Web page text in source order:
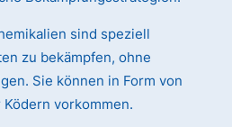
sind speziell
zu bekämpfen, ohne
Sie können in Form von
vorkommen.